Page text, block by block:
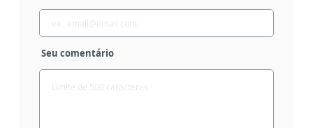
Seu comentário